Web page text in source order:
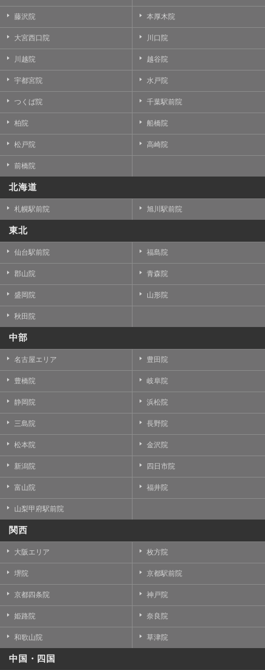
藤沢院 本厚木院
大宮西口院 川口院
川越院 越谷院
宇都宮院 水戸院
つくば院 千葉駅前院
柏院 船橋院
松戸院 高崎院
前橋院
北海道
札幌駅前院 旭川駅前院
東北
仙台駅前院 福島院
郡山院 青森院
盛岡院 山形院
秋田院
中部
名古屋エリア 豊田院
豊橋院 岐阜院
静岡院 浜松院
三島院 長野院
松本院 金沢院
新潟院 四日市院
富山院 福井院
山梨甲府駅前院
関西
大阪エリア 枚方院
堺院 京都駅前院
京都四条院 神戸院
姫路院 奈良院
和歌山院 草津院
中国・四国